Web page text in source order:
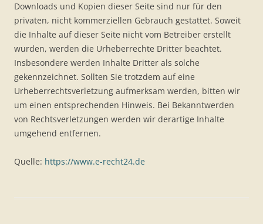
Downloads und Kopien dieser Seite sind nur für den
privaten, nicht kommerziellen Gebrauch gestattet. Soweit
die Inhalte auf dieser Seite nicht vom Betreiber erstellt
wurden, werden die Urheberrechte Dritter beachtet.
Insbesondere werden Inhalte Dritter als solche
gekennzeichnet. Sollten Sie trotzdem auf eine
Urheberrechtsverletzung aufmerksam werden, bitten wir
um einen entsprechenden Hinweis. Bei Bekanntwerden
von Rechtsverletzungen werden wir derartige Inhalte
umgehend entfernen.
Quelle: https://www.e-recht24.de